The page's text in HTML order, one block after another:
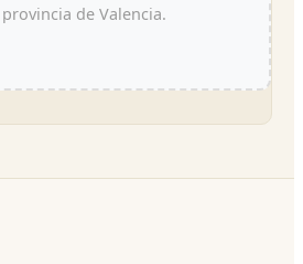
de Valencia.